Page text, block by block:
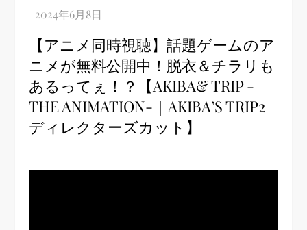
【アニメ同時視聴】話題ゲームのア
ニメが無料公開中！脱衣＆チラリも
あるってぇ！？【AKIBA& TRIP -
THE ANIMATION-｜AKIBA’S TRIP2
ディレクターズカット】